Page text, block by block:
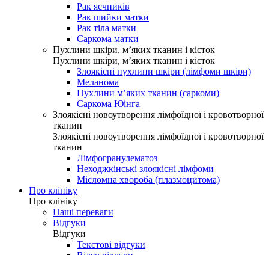
Рак яєчників
Рак шийки матки
Рак тіла матки
Саркома матки
Пухлини шкіри, м’яких тканин і кісток
Пухлини шкіри, м’яких тканин і кісток
Злоякісні пухлини шкіри (лімфоми шкіри)
Меланома
Пухлини м’яких тканин (саркоми)
Саркома Юінга
Злоякісні новоутворення лімфоїдної і кровотворної
тканин
Злоякісні новоутворення лімфоїдної і кровотворної
тканин
Лімфогранулематоз
Неходжкінські злоякісні лімфоми
Мієломна хвороба (плазмоцитома)
Про клініку
Про клініку
Наші переваги
Відгуки
Відгуки
Текстові відгуки